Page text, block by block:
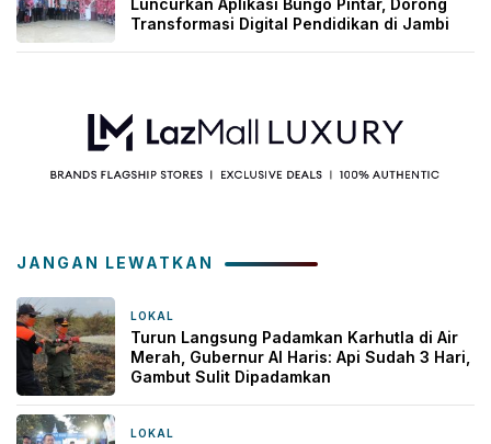
Transformasi Digital Pendidikan di Jambi
JANGAN LEWATKAN
LOKAL
Turun Langsung Padamkan Karhutla di Air
Merah, Gubernur Al Haris: Api Sudah 3 Hari,
Gambut Sulit Dipadamkan
LOKAL